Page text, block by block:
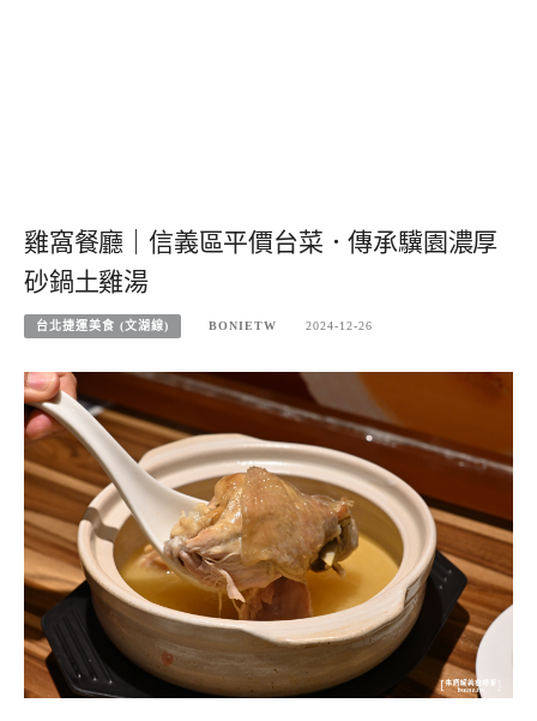
雞窩餐廳｜信義區平價台菜．傳承驥園濃厚
砂鍋土雞湯
台北捷運美食 (文湖線) BONIETW 2024-12-26